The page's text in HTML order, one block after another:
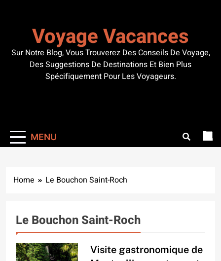
Voyage Vacances
Sur Notre Blog, Vous Trouverez Des Conseils De Voyage,
Des Suggestions De Destinations Et Bien Plus
Spécifiquement Pour Les Voyageurs.
MENU
Home Le Bouchon Saint-Roch
Le Bouchon Saint-Roch
Visite gastronomique de